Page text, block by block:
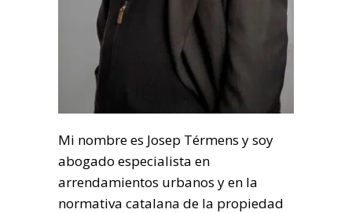
Mi nombre es Josep Térmens y soy
abogado especialista en
arrendamientos urbanos y en la
normativa catalana de la propiedad